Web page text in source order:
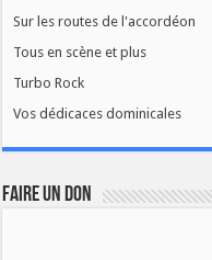
Sur les routes de l'accordéon
Tous en scène et plus
Turbo Rock
Vos dédicaces dominicales
FAIRE UN DON